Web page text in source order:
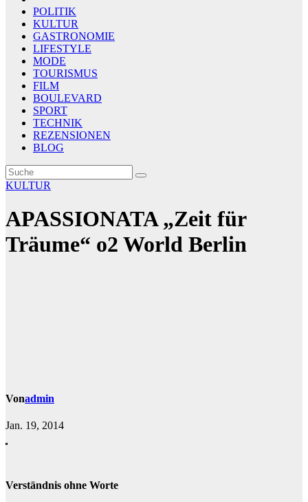
POLITIK
KULTUR
GASTRONOMIE
LIFESTYLE
MODE
TOURISMUS
FILM
BOULEVARD
SPORT
TECHNIK
REZENSIONEN
BLOG
KULTUR
APASSIONATA „Zeit für
Träume“ o2 World Berlin
Vonadmin
Jan. 19, 2014
Verständnis ohne Worte